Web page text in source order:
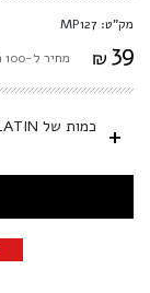
מק"ט: MP127
₪ 39 מחיר ל-100 מ"ל: ₪15.60
+